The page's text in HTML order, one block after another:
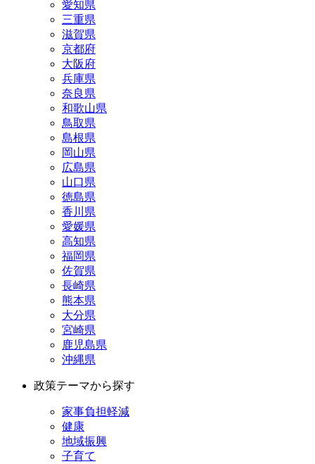
愛知県
三重県
滋賀県
京都府
大阪府
兵庫県
奈良県
和歌山県
鳥取県
島根県
岡山県
広島県
山口県
徳島県
香川県
愛媛県
高知県
福岡県
佐賀県
長崎県
熊本県
大分県
宮崎県
鹿児島県
沖縄県
政策テーマから探す
家事負担軽減
健康
地域振興
子育て